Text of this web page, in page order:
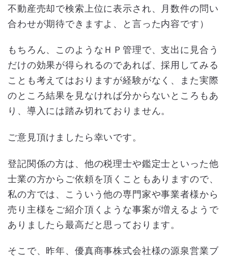
不動産売却で検索上位に表示され、月数件の問い
合わせが期待できますよ、と言った内容です）
もちろん、このようなＨＰ管理で、支出に見合う
だけの効果が得られるのであれば、採用してみる
ことも考えてはおりますが経験がなく、また実際
のところ結果を見なければ分からないところもあ
り、導入には踏み切れておりません。
ご意見頂けましたら幸いです。
登記関係の方は、他の税理士や鑑定士といった他
士業の方からご依頼を頂くこともありますので、
私の方では、こういう他の専門家や事業者様から
売り主様をご紹介頂くような事案が増えるようで
ありましたら最高だと思っております。
そこで、昨年、優真商事株式会社様の源泉営業ブ